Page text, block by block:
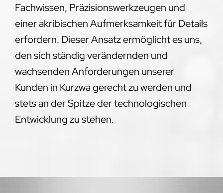
Fachwissen, Präzisionswerkzeugen und
einer akribischen Aufmerksamkeit für Details
erfordern. Dieser Ansatz ermöglicht es uns,
den sich ständig verändernden und
wachsenden Anforderungen unserer
Kunden in Kurzwa gerecht zu werden und
stets an der Spitze der technologischen
Entwicklung zu stehen.